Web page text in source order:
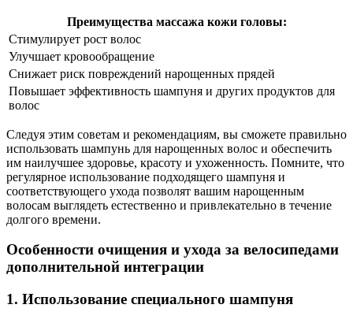
Преимущества массажа кожи головы:
Стимулирует рост волос
Улучшает кровообращение
Снижает риск повреждений нарощенных прядей
Повышает эффективность шампуня и других продуктов для
волос
Следуя этим советам и рекомендациям, вы сможете правильно
использовать шампунь для нарощенных волос и обеспечить
им наилучшее здоровье, красоту и ухоженность. Помните, что
регулярное использование подходящего шампуня и
соответствующего ухода позволят вашим нарощенным
волосам выглядеть естественно и привлекательно в течение
долгого времени.
Особенности очищения и ухода за велосипедами
дополнительной интеграции
1. Использование специального шампуня